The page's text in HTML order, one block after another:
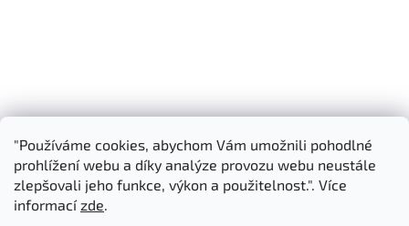
"Používáme cookies, abychom Vám umožnili pohodlné
prohlížení webu a díky analýze provozu webu neustále
zlepšovali jeho funkce, výkon a použitelnost.". Více
informacízde.
Shoptet.cz 3D Manufaktura s.r.o.